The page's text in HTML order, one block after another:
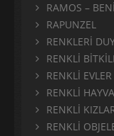
RAMOS –
RAPUNZEL
RENKLERİ
RENKLİ
RENKLİ EVLER
RENKLİ
RENKLİ
RENKLİ